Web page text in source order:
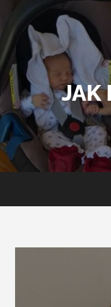
content
JAK